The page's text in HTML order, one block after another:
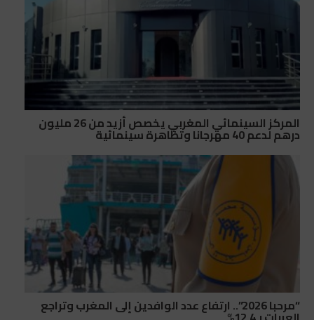
المركز السينمائي المغربي يخصص أزيد من 26 مليون
درهم لدعم 40 مهرجانا وتظاهرة سينمائية
“مرحبا 2026”.. ارتفاع عدد الوافدين إلى المغرب وتراجع